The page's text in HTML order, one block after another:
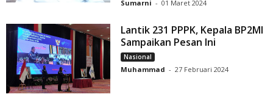
Sumarni - 01 Maret 2024
Lantik 231 PPPK, Kepala BP2MI
Sampaikan Pesan Ini
Nasional
Muhammad - 27 Februari 2024